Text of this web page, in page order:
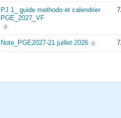
PJ 1_ guide methodo et calendrier
PGE_2027_VF
Note_PGE2027-21 juillet 2026